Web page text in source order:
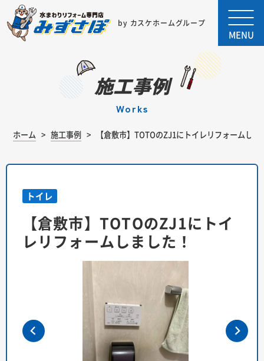
by カスケホームグループ
MENU
施工事例
works
ホーム 施工事例 【倉敷市】TOTOのZJ1にトイレリフォームしま
トイレ
【倉敷市】TOTOのZJ1にトイ
レリフォームしました！